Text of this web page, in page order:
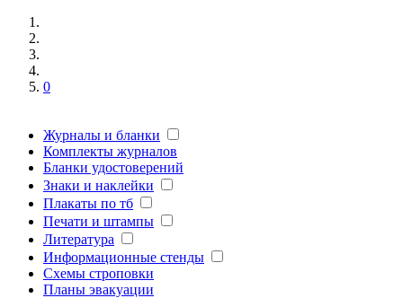
0
Журналы и бланки
Комплекты журналов
Бланки удостоверений
Знаки и наклейки
Плакаты по тб
Печати и штампы
Литература
Информационные стенды
Схемы строповки
Планы эвакуации